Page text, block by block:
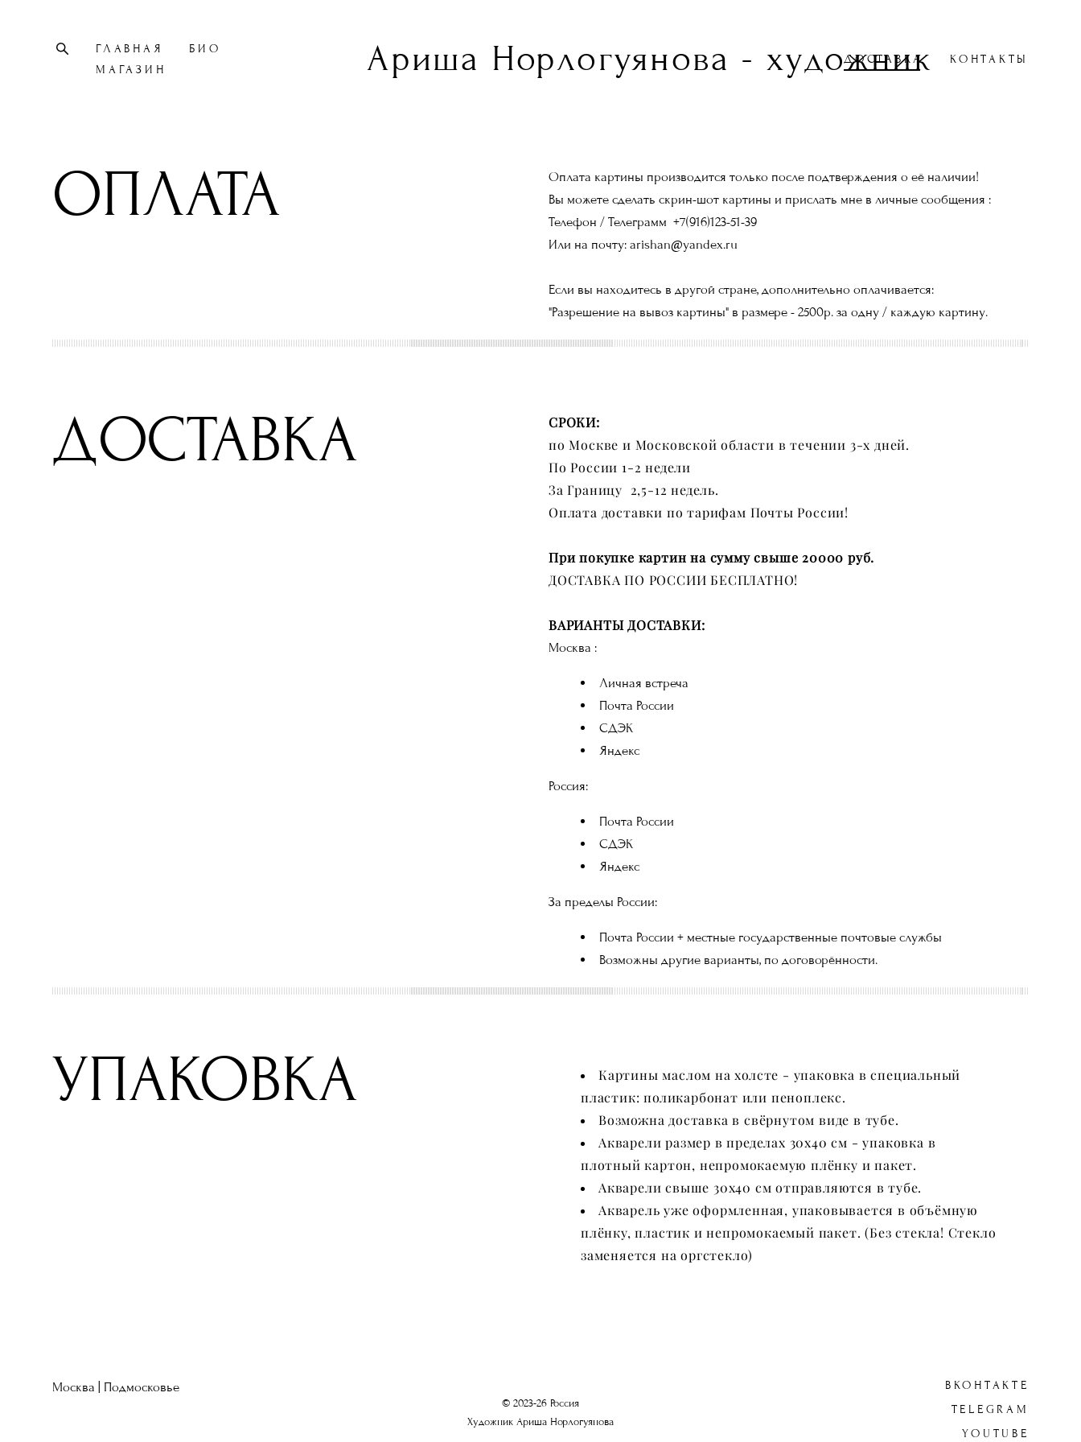
ГЛАВНАЯ
БИО
МАГАЗИН
Ариша Норлогуянова - художник
ДОСТАВКА КОНТАКТЫ
ОПЛАТА
Оплата картины производится только после подтверждения о её наличии!
Вы можете сделать скрин-шот картины и прислать мне в личные сообщения :
Телефон / Телеграмм +7(916)123-51-39
Или на почту: arishan@yandex.ru
Если вы находитесь в другой стране, дополнительно оплачивается:
"Разрешение на вывоз картины" в размере - 2500р. за одну / каждую картину.
ДОСТАВКА
СРОКИ:
по Москве и Московской области в течении 3-х дней.
По России 1-2 недели
За Границу 2,5-12 недель.
Оплата доставки по тарифам Почты России!
При покупке картин на сумму свыше 20000 руб.
ДОСТАВКА ПО РОССИИ БЕСПЛАТНО!
ВАРИАНТЫ ДОСТАВКИ:
Москва :
Личная встреча
Почта России
СДЭК
Яндекс
Россия:
Почта России
СДЭК
Яндекс
За пределы России:
Почта России + местные государственные почтовые службы
Возможны другие варианты, по договорённости.
УПАКОВКА
Картины маслом на холсте - упаковка в специальный
пластик: поликарбонат или пеноплекс.
Возможна доставка в свёрнутом виде в тубе.
Акварели размер в пределах 30х40 см - упаковка в
плотный картон, непромокаемую плёнку и пакет.
Акварели свыше 30х40 см отправляются в тубе.
Акварель уже оформленная, упаковывается в объёмную
плёнку, пластик и непромокаемый пакет. (Без стекла! Стекло
заменяется на оргстекло)
Москва | Подмосковье
© 2023-26 Россия
Художник Ариша Норлогуянова
ВКОНТАКТЕ
TELEGRAM
YOUTUBE